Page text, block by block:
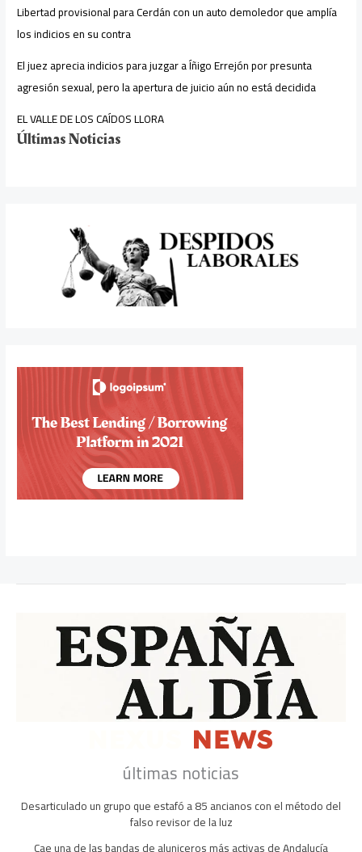
Libertad provisional para Cerdán con un auto demoledor que amplía
los indicios en su contra
El juez aprecia indicios para juzgar a Íñigo Errejón por presunta
agresión sexual, pero la apertura de juicio aún no está decidida
EL VALLE DE LOS CAÍDOS LLORA
Últimas Noticias
últimas noticias
Desarticulado un grupo que estafó a 85 ancianos con el método del
falso revisor de la luz